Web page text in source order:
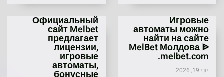
Игровые
автоматы можно
найти на сайте
MelBet Молдова ᐉ
melbet.com.
יוני 19, 2026
Официальный
сайт Melbet
предлагает
лицензии,
игровые
автоматы,
бонусные